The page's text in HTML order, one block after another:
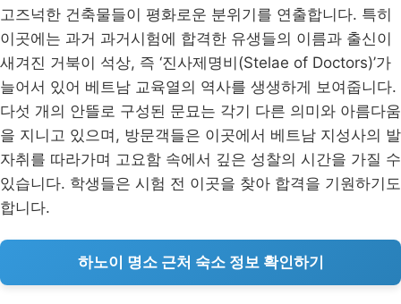
고즈넉한 건축물들이 평화로운 분위기를 연출합니다. 특히
이곳에는 과거 과거시험에 합격한 유생들의 이름과 출신이
새겨진 거북이 석상, 즉 ‘진사제명비(Stelae of Doctors)’가
늘어서 있어 베트남 교육열의 역사를 생생하게 보여줍니다.
다섯 개의 안뜰로 구성된 문묘는 각기 다른 의미와 아름다움
을 지니고 있으며, 방문객들은 이곳에서 베트남 지성사의 발
자취를 따라가며 고요함 속에서 깊은 성찰의 시간을 가질 수
있습니다. 학생들은 시험 전 이곳을 찾아 합격을 기원하기도
합니다.
하노이 명소 근처 숙소 정보 확인하기